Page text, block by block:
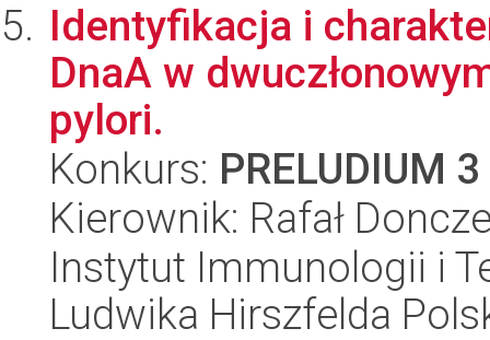
Identyfikacja i
DnaA w
pylori.
Konkurs: PRELUDIUM 3
Kierownik: Rafał
Instytut Immunologii i
Ludwika Hirszfelda